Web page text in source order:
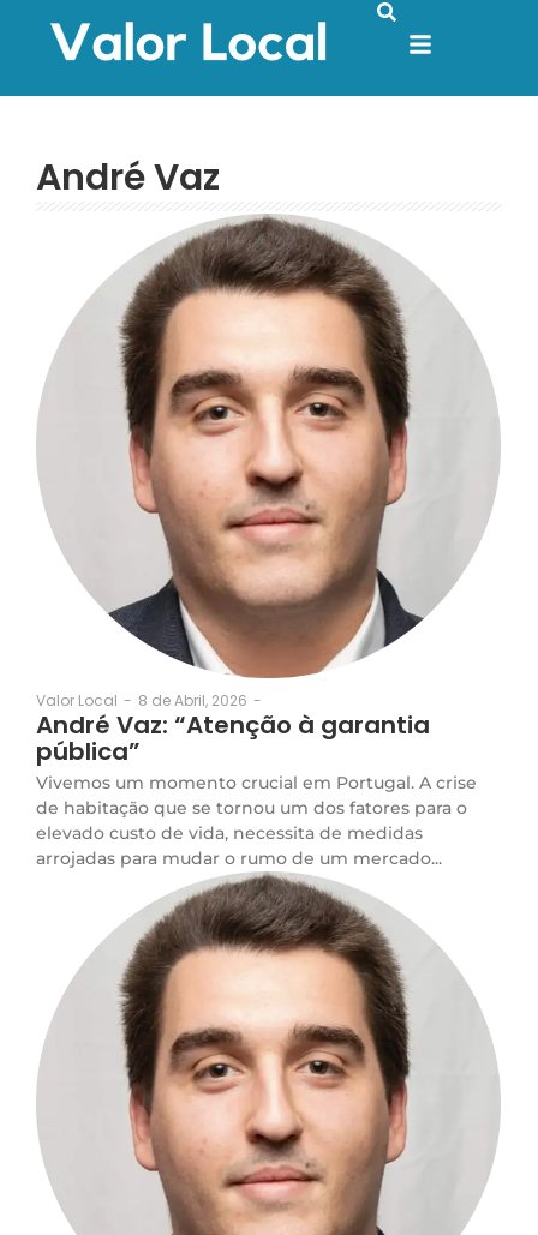
André Vaz
Valor Local - 8 de Abril, 2026 -
André Vaz: “Atenção à garantia
pública”
Vivemos um momento crucial em Portugal. A crise
de habitação que se tornou um dos fatores para o
elevado custo de vida, necessita de medidas
arrojadas para mudar o rumo de um mercado...